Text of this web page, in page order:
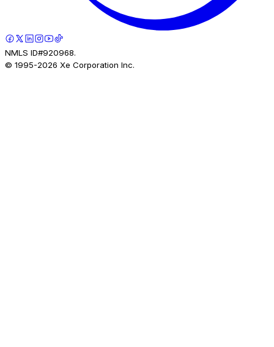
NMLS ID#920968.
© 1995-2026 Xe Corporation Inc.